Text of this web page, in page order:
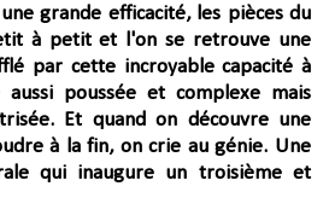
grande efficacité, les pièces du
à petit et l'on se retrouve une
par cette incroyable capacité à
poussée et complexe mais
Et quand on découvre une
à la fin, on crie au génie. Une
qui inaugure un troisième et